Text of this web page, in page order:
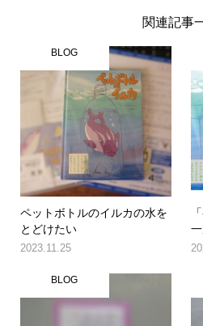
関連記事
BLOG
ペットボトルのイルカの水を
とどけたい
2023.11.25
BLOG